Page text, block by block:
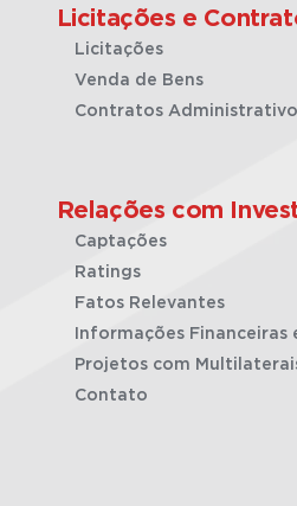
Licitações e
Licitações
Venda de Bens
Contratos
Relações com
Captações
Ratings
Fatos Relevantes
Informações Financeiras
Projetos com
Contato